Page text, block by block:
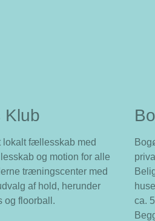
Klub
lokalt fællesskab med
og motion for alle
træningscenter med
af hold, herunder
og floorball.
ca.